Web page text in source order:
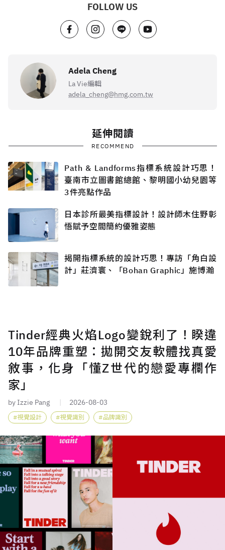
FOLLOW US
Adela Cheng
La Vie編輯
adela_cheng@hmg.com.tw
延伸閱讀
RECOMMEND
Path & Landforms指標系統設計巧思！
臺南市立圖書館總館、黎明國小幼兒園等
3件亮點作品
日本診所最美指標設計！設計師木住野彰
悟賦予空間簡約優雅姿態
揭開指標系統的設計巧思！專訪「角白設
計」莊濟寰、「Bohan Graphic」施博瀚
Tinder經典火焰Logo變銳利了！睽違
10年品牌重塑：拋開交友軟體找真愛
敘事，化身「懂Z世代的戀愛專欄作
家」
by Izzie Pang 2026-08-03
視覺設計 視覺識別 品牌識別